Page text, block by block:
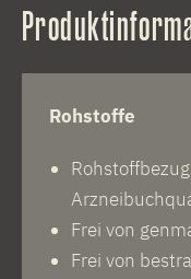
Rohstoffe
Frei von
Frei von